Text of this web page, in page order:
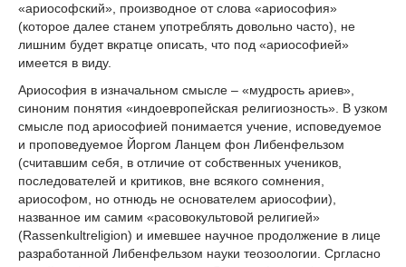
«ариософский», производное от слова «ариософия»
(которое далее станем употреблять довольно часто), не
лишним будет вкратце описать, что под «ариософией»
имеется в виду.
Ариософия в изначальном смысле – «мудрость ариев»,
синоним понятия «индоевропейская религиозность». В узком
смысле под ариософией понимается учение, исповедуемое
и проповедуемое Йоргом Ланцем фон Либенфельзом
(считавшим себя, в отличие от собственных учеников,
последователей и критиков, вне всякого сомнения,
ариософом, но отнюдь не основателем ариософии),
названное им самим «расовокультовой религией»
(Rassenkultreligion) и имевшее научное продолжение в лице
разработанной Либенфельзом науки теозоологии. Сргласно